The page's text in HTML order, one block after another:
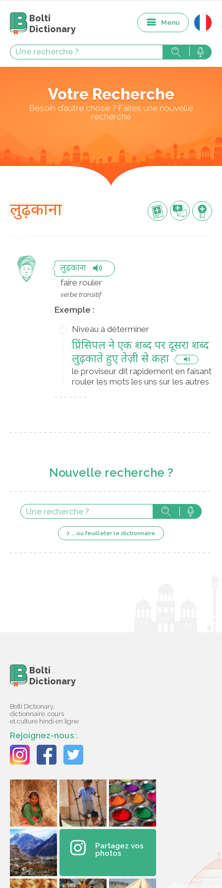
Bolti
Dictionary
Menu
Votre Recherche
Besoin d’autre chose ? Faites une nouvelle
recherche
लुढ़काना
लुढ़काना
faire rouler
verbe transitif
Exemple :
Niveau à déterminer
प्रिंसिपल ने एक शब्द पर दूसरा शब्द
लुढ़काते हुए तेज़ी से कहा
le proviseur dit rapidement en faisant
rouler les mots les uns sur les autres
Nouvelle recherche ?
...ou feuilleter le dictionnaire
Bolti
Dictionary
Bolti Dictionary,
dictionnaire, cours
et culture hindi en ligne
Rejoignez-nous :
Partagez vos
photos